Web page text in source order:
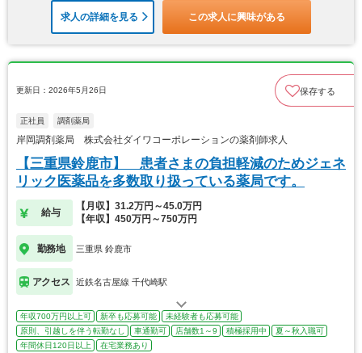
求人の詳細を見る この求人に興味がある
更新日：2026年5月26日 保存する
正社員 調剤薬局
岸岡調剤薬局 株式会社ダイワコーポレーションの薬剤師求人
【三重県鈴鹿市】 患者さまの負担軽減のためジェネ
リック医薬品を多数取り扱っている薬局です。
給与
【月収】31.2万円～45.0万円
【年収】450万円～750万円
勤務地 三重県 鈴鹿市
アクセス 近鉄名古屋線 千代崎駅
年収700万円以上可 新卒も応募可能
未経験者も応募可能
原則、引越しを伴う転勤なし
車通勤可 店舗数1～9 積極採用中
夏～秋入職可
年間休日120日以上
在宅業務あり